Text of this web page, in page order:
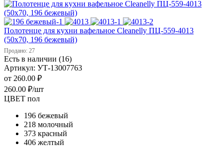
Полотенце для кухни вафельное Cleanelly ПЦ-559-4013
(50х70, 196 бежевый)
Продано: 27
Есть в наличии (16)
Артикул: УТ-13007763
от 260.00 ₽
260.00 ₽/шт
ЦВЕТ пол
196 бежевый
218 молочный
373 красный
406 желтый